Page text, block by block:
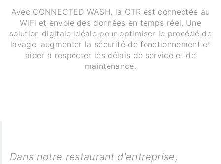
Avec CONNECTED WASH, la CTR est connectée au
WiFi et envoie des données en temps réel. Une
solution digitale idéale pour optimiser le procédé de
lavage, augmenter la sécurité de fonctionnement et
aider à respecter les délais de service et de
maintenance.
Dans notre restaurant d'entreprise,